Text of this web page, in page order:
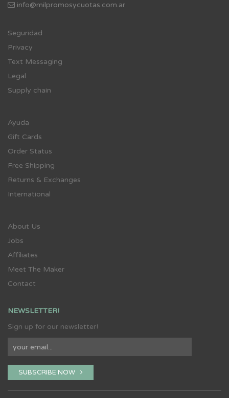
info@milpromosycuotas.com.ar
Seguridad
Privacy
Text Messaging
Legal
Supply chain
Ayuda
Gift Cards
Order Status
Free Shipping
Returns & Exchanges
International
About Us
Jobs
Affiliates
Meet The Maker
Contact
NEWSLETTER!
Sign up for our newsletter!
SUBSCRIBE NOW